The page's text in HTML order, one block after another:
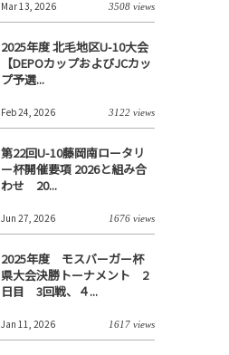
Mar 13, 2026 3508 views
2025年度 北毛地区U-10大会
【DEPOカップおよびJCカッ
プ予選...
Feb 24, 2026 3122 views
第22回U-10藤岡南ロータリ
ー杯開催要項 2026と組み合
わせ 20...
Jun 27, 2026 1676 views
2025年度 モスバーガー杯
県大会決勝トーナメント 2
日目 3回戦、４...
Jan 11, 2026 1617 views